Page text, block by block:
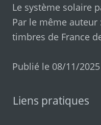
Le système solaire
Par le même auteur
timbres de France
Publié le 08/11/
Liens pratiques